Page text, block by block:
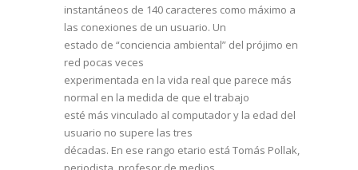
instantáneos de 140 caracteres como máximo a
las conexiones de un usuario. Un
estado de “conciencia ambiental” del prójimo en
red pocas veces
experimentada en la vida real que parece más
normal en la medida de que el trabajo
esté más vinculado al computador y la edad del
usuario no supere las tres
décadas. En ese rango etario está Tomás Pollak,